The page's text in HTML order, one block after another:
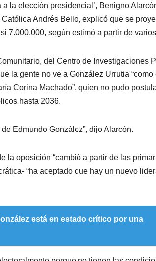
la elección presidencial’, Benigno
Andrés Bello, explicó que se
7.000.000, según estimó a partir de
del Centro de Investigaciones
la gente no ve a González Urrutia “como
Corina Machado”, quien no pudo
hasta 2036.
Edmundo González”, dijo Alarcón.
la oposición “cambió a partir de las
“ha aceptado que hay un nuevo
está en estado crítico por una